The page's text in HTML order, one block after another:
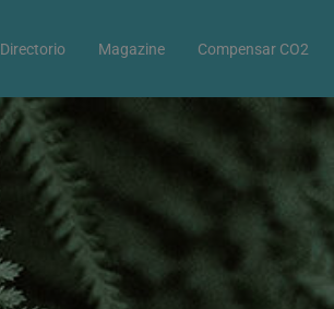
Directorio Magazine Compensar CO2